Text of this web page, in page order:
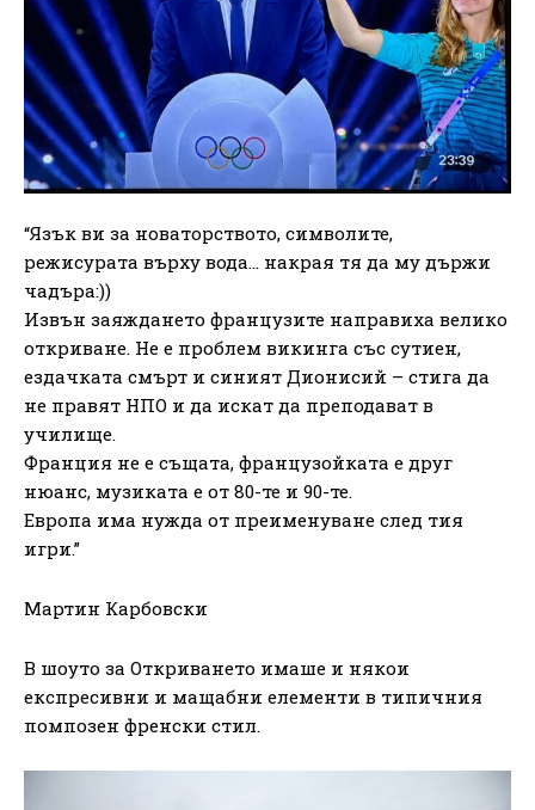
“Язък ви за новаторството, символите,
режисурата върху вода… накрая тя да му държи
чадъра:))
Извън заяждането французите направиха велико
откриване. Не е проблем викинга със сутиен,
ездачката смърт и синият Дионисий – стига да
не правят НПО и да искат да преподават в
училище.
Франция не е същата, французойката е друг
нюанс, музиката е от 80-те и 90-те.
Европа има нужда от преименуване след тия
игри.”
Мартин Карбовски
В шоуто за Откриването имаше и някои
експресивни и мащабни елементи в типичния
помпозен френски стил.